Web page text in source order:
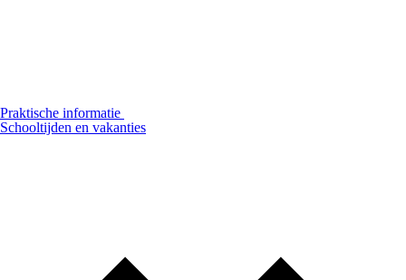
Praktische informatie
Schooltijden en vakanties